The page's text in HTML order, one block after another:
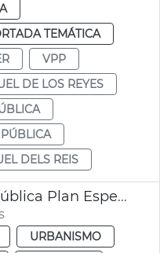
TEMÁTICA
VPP
DE LOS REYES
DELS REIS
Segunda exposición pública Plan Especial Sant Miquel dels Reis València
URBANISMO